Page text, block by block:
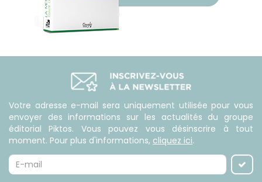
Votre adresse e-mail sera uniquement utilisée pour vous
envoyer des informations sur les actualités du groupe
éditorial Piktos. Vous pouvez vous désinscrire à tout
moment. Pour plus d'informations, cliquez ici.